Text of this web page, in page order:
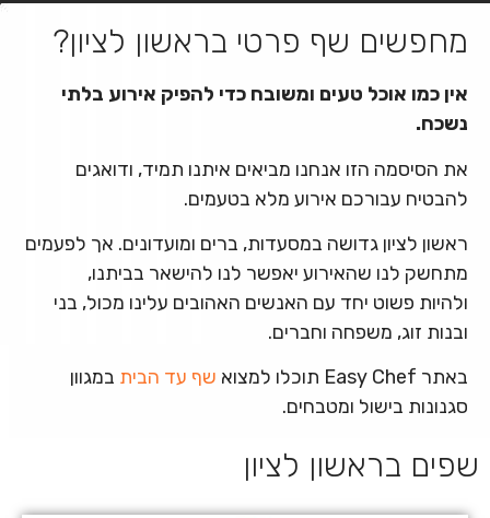
מחפשים שף פרטי בראשון לציון?
אין כמו אוכל טעים ומשובח כדי להפיק אירוע בלתי
נשכח.
את הסיסמה הזו אנחנו מביאים איתנו תמיד, ודואגים
להבטיח עבורכם אירוע מלא בטעמים.
ראשון לציון גדושה במסעדות, ברים ומועדונים. אך לפעמים
מתחשק לנו שהאירוע יאפשר לנו להישאר בביתנו,
ולהיות פשוט יחד עם האנשים האהובים עלינו מכול, בני
ובנות זוג, משפחה וחברים.
באתר Easy Chef תוכלו למצוא
שף עד הבית במגוון
סגנונות בישול ומטבחים.
שפים בראשון לציון